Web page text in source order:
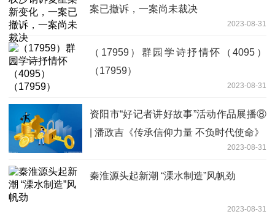
案已撤诉，一案尚未裁决
2023-08-31
（17959）群园学诗抒情怀（4095）
（17959）
2023-08-31
资阳市“好记者讲好故事”活动作品展播⑧
| 潘政吉《传承信仰力量 不负时代使命》
2023-08-31
秦淮源头起新潮 “溧水制造”风帆劲
2023-08-31